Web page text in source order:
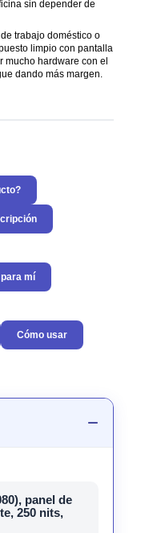
sin depender de
trabajo doméstico o
limpio con pantalla
mucho hardware con el
dando más margen.
mí
Cómo usar
panel de
250 nits,